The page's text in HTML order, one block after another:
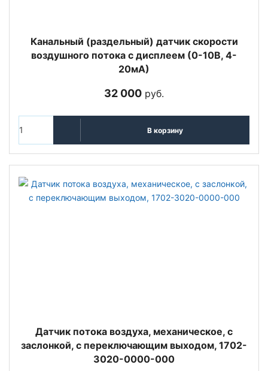
Канальный (раздельный) датчик скорости
воздушного потока с дисплеем (0-10В, 4-
20мА)
32 000 руб.
В корзину
Датчик потока воздуха, механическое, с
заслонкой, с переключающим выходом, 1702-
3020-0000-000